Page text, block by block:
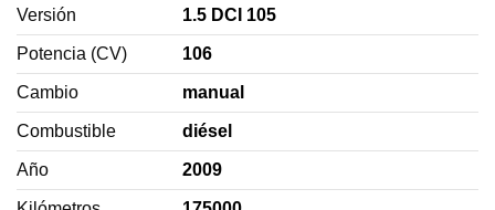
Versión 1.5 DCI 105
Potencia (CV) 106
Cambio manual
Combustible diésel
Año 2009